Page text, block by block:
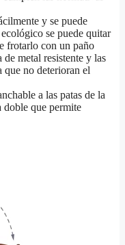
y se puede
se puede quitar
frotarlo con un paño
de metal resistente y las
que no deterioran el
a las patas de la
doble que permite